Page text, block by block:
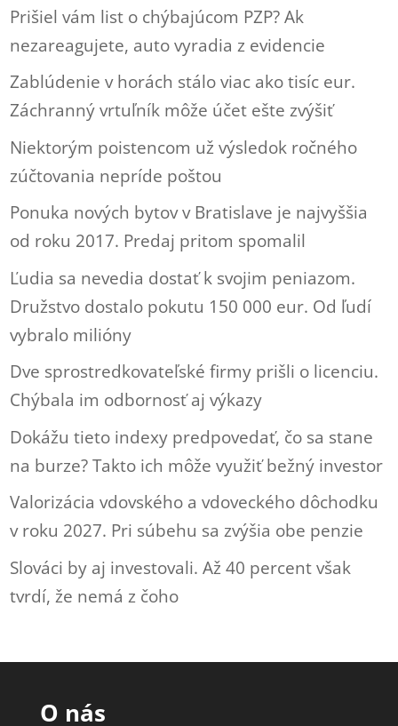
Prišiel vám list o chýbajúcom PZP? Ak
nezareagujete, auto vyradia z evidencie
Zablúdenie v horách stálo viac ako tisíc eur.
Záchranný vrtuľník môže účet ešte zvýšiť
Niektorým poistencom už výsledok ročného
zúčtovania nepríde poštou
Ponuka nových bytov v Bratislave je najvyššia
od roku 2017. Predaj pritom spomalil
Ľudia sa nevedia dostať k svojim peniazom.
Družstvo dostalo pokutu 150 000 eur. Od ľudí
vybralo milióny
Dve sprostredkovateľské firmy prišli o licenciu.
Chýbala im odbornosť aj výkazy
Dokážu tieto indexy predpovedať, čo sa stane
na burze? Takto ich môže využiť bežný investor
Valorizácia vdovského a vdoveckého dôchodku
v roku 2027. Pri súbehu sa zvýšia obe penzie
Slováci by aj investovali. Až 40 percent však
tvrdí, že nemá z čoho
O nás